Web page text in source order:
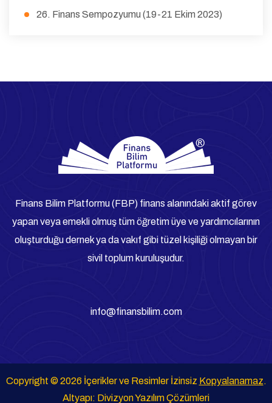
26. Finans Sempozyumu (19-21 Ekim 2023)
Finans Bilim Platformu (FBP) finans alanındaki aktif görev
yapan veya emekli olmuş tüm öğretim üye ve yardımcılarının
oluşturduğu dernek ya da vakıf gibi tüzel kişiliği olmayan bir
sivil toplum kuruluşudur.
info@finansbilim.com
Copyright © 2026 İçerikler ve Resimler İzinsiz Kopyalanamaz.
Altyapı: Divizyon Yazılım Çözümleri